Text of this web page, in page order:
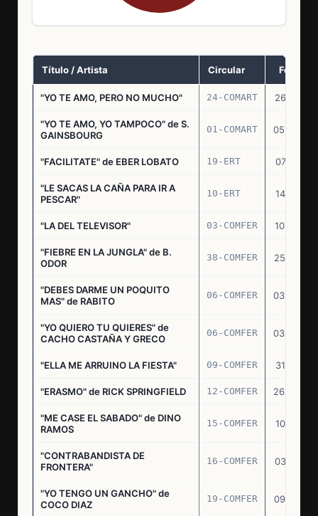
Título / Artista Circular Fecha
"YO TE AMO, PERO NO MUCHO" 24-COMART 26.11.69
"YO TE AMO, YO TAMPOCO" de S.
GAINSBOURG
01-COMART 05.02.70
"FACILITATE" de EBER LOBATO 19-ERT 07.10.70
"LE SACAS LA CAÑA PARA IR A
PESCAR"
10-ERT 14.07.71
"LA DEL TELEVISOR" 03-COMFER 10.01.73
"FIEBRE EN LA JUNGLA" de B.
ODOR
38-COMFER 25.10.73
"DEBES DARME UN POQUITO
MAS" de RABITO
06-COMFER 03.05.74
"YO QUIERO TU QUIERES" de
CACHO CASTAÑA Y GRECO
06-COMFER 03.05.74
"ELLA ME ARRUINO LA FIESTA" 09-COMFER 31.07.74
"ERASMO" de RICK SPRINGFIELD 12-COMFER 26.09.74
"ME CASE EL SABADO" de DINO
RAMOS
15-COMFER 10.10.74
"CONTRABANDISTA DE
FRONTERA"
16-COMFER 03.12.74
"YO TENGO UN GANCHO" de
COCO DIAZ
19-COMFER 09.01.75